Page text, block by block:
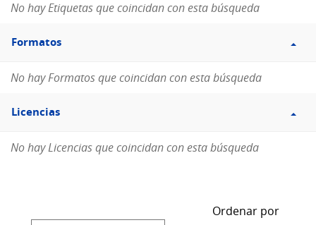
No hay Etiquetas que coincidan con esta búsqueda
Filtro
Formatos
Formatos
No hay Formatos que coincidan con esta búsqueda
Filtro
Licencias
Licencias
No hay Licencias que coincidan con esta búsqueda
Ordenar por